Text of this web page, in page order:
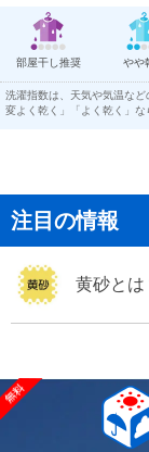
部屋干し推奨 やや
洗濯指数は、天気や気温な
変よく乾く」「よく乾く」な
注目の情報
黄砂とは